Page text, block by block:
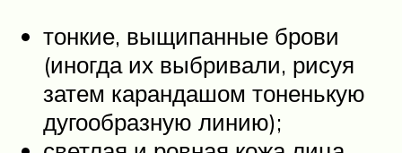
тонкие, выщипанные брови
(иногда их выбривали, рисуя
затем карандашом тоненькую
дугообразную линию);